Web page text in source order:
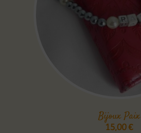
Bijoux Paix
15,00€